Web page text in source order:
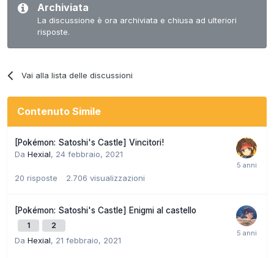
Archiviata
La discussione è ora archiviata e chiusa ad ulteriori
risposte.
Vai alla lista delle discussioni
Contenuto Simile
[Pokémon: Satoshi's Castle] Vincitori!
Da Hexial, 24 febbraio, 2021
20 risposte 2.706 visualizzazioni
[Pokémon: Satoshi's Castle] Enigmi al castello
1 2
Da Hexial, 21 febbraio, 2021